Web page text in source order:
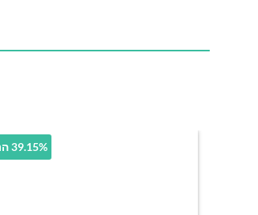
39.15% הנחה